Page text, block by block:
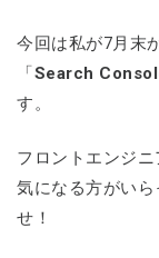
今回は私が7月末
「Search
す。
フロントエンジ
気になる方がい
せ！